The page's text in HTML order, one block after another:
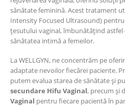
sănătate feminină. Acest tratament
Intensity Focused Ultrasound)
țesutului vaginal, îmbunătățind astfel
sănătatea intimă a femeilor.
La WELLGYN, ne concentrăm pe
adaptate nevoilor fiecărei paciente.
putem evalua starea de sănătate și
secundare Hifu Vaginal, precum și
Vaginal pentru fiecare pacientă în